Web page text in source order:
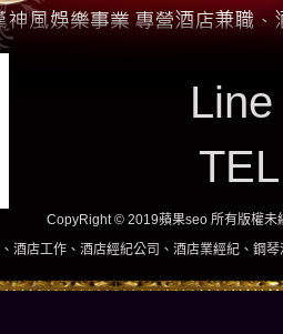
CopyRight © 2019蘋果seo 所有版權未
、酒店經紀公司、酒店業經紀、鋼琴酒